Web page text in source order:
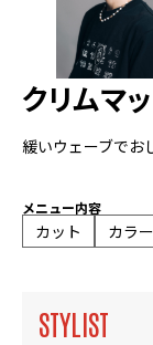
クリムマ
緩いウェーブでお
メニュー内容
カット カラー
STYLIST